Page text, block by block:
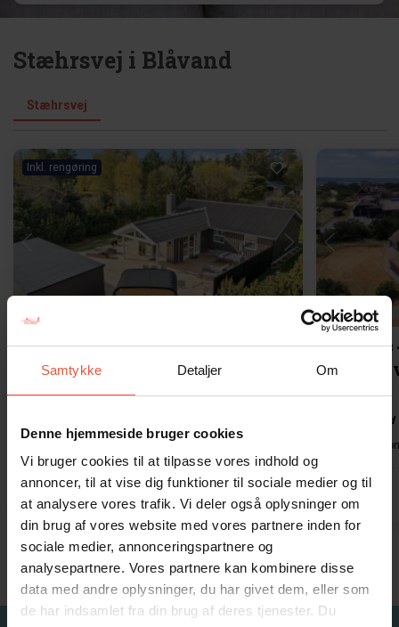
Samtykke Detaljer Om
Denne hjemmeside bruger cookies
Vi bruger cookies til at tilpasse vores indhold og
annoncer, til at vise dig funktioner til sociale medier og til
at analysere vores trafik. Vi deler også oplysninger om
din brug af vores website med vores partnere inden for
sociale medier, annonceringspartnere og
analysepartnere. Vores partnere kan kombinere disse
data med andre oplysninger, du har givet dem, eller som
de har indsamlet fra din brug af deres tjenester. Du
Stæhrsvej i Blåvand
Stæhrsvej
Inkl. rengøring
Indlæser...
Feriehus 1013 • Blåvand
Stæhrsvej 9
1
4,9 (14) fra7.364,00 DKK
Feriehus 413
Tæt på strand
Op til 6
4,5 (19)